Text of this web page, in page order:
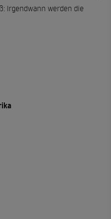
Irgendwann werden die